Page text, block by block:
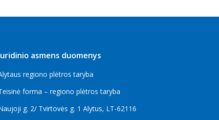
asmens duomenys
regiono plėtros taryba
forma – regiono plėtros taryba
g. 2/ Tvirtovės g. 1 Alytus, LT-62116